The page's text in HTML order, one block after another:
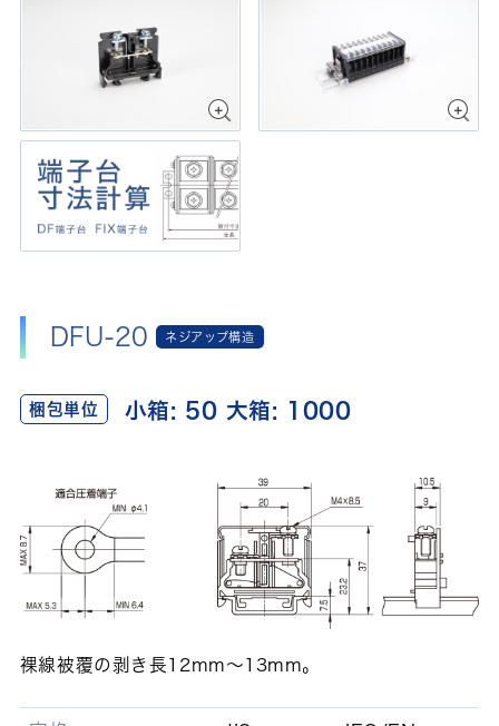
DFU-20 ネジアップ構造
梱包単位 小箱: 50 大箱: 1000
裸線被覆の剥き長12mm～13mm。